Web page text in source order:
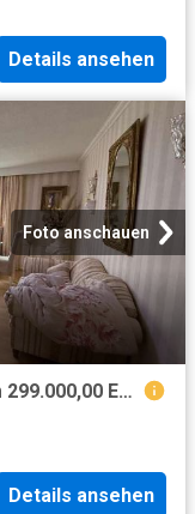
Details ansehen
Foto anschauen
Wohnung zum Kaufen in Mannheim 299.000,00 EUR 83 m²
Details ansehen